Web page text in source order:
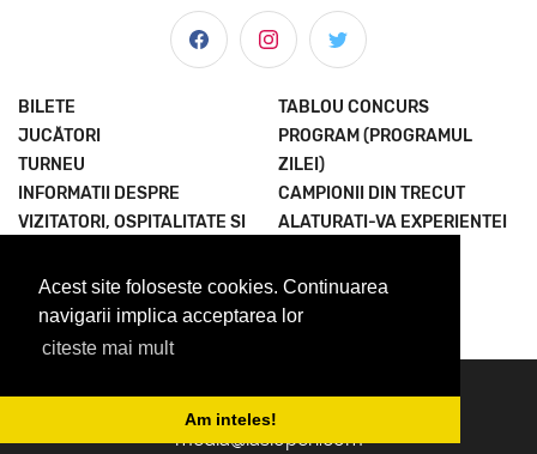
Acest site foloseste cookies. Continuarea
navigarii implica acceptarea lor
citeste mai mult
Am inteles!
BILETE
JUCĂTORI
TURNEU
INFORMATII DESPRE
VIZITATORI, OSPITALITATE SI
ȘTIRI & MEDIA
DESPRE NOI
TABLOU CONCURS
PROGRAM (PROGRAMUL
ZILEI)
CAMPIONII DIN TRECUT
ALATURATI-VA EXPERIENTEI
POLITICA
CONFIDENTIALITATE
contact@iasiopen.com
media@iasiopen.com